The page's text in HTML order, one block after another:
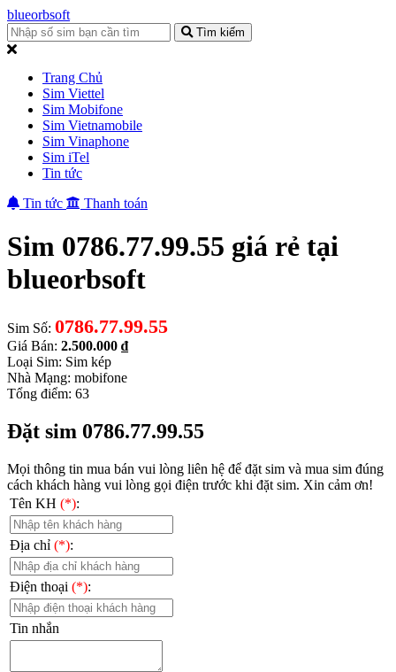
blueorbsoft
Tìm kiếm
Trang Chủ
Sim Viettel
Sim Mobifone
Sim Vietnamobile
Sim Vinaphone
Sim iTel
Tin tức
Tin tức
Thanh toán
Sim 0786.77.99.55 giá rẻ tại
blueorbsoft
Sim Số: 0786.77.99.55
Giá Bán: 2.500.000 ₫
Loại Sim: Sim kép
Nhà Mạng: mobifone
Tổng điểm: 63
Đặt sim 0786.77.99.55
Mọi thông tin mua bán vui lòng liên hệ để đặt sim và mua sim đúng
cách khách hàng vui lòng gọi điện trước khi đặt sim. Xin cảm ơn!
Tên KH (*):
Địa chỉ (*):
Điện thoại (*):
Tin nhắn